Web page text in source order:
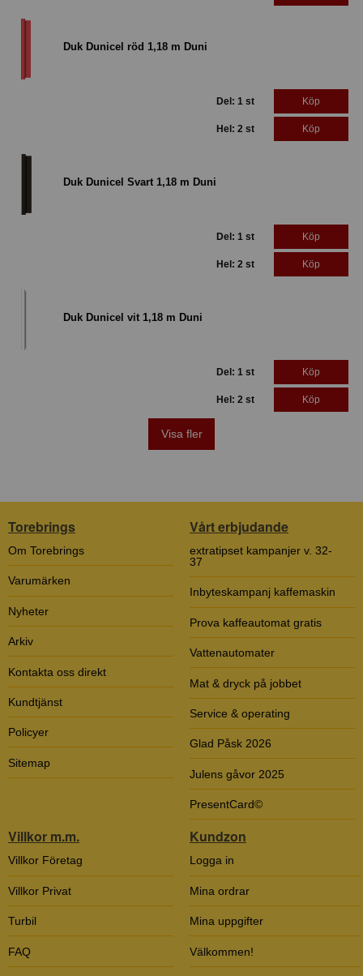
Duk Dunicel röd 1,18 m Duni
Del: 1 st Köp
Hel: 2 st Köp
Duk Dunicel Svart 1,18 m Duni
Del: 1 st Köp
Hel: 2 st Köp
Duk Dunicel vit 1,18 m Duni
Del: 1 st Köp
Hel: 2 st Köp
Visa fler
Torebrings
Om Torebrings
Varumärken
Nyheter
Arkiv
Kontakta oss direkt
Kundtjänst
Policyer
Sitemap
Vårt erbjudande
extratipset kampanjer v. 32-
37
Inbyteskampanj kaffemaskin
Prova kaffeautomat gratis
Vattenautomater
Mat & dryck på jobbet
Service & operating
Glad Påsk 2026
Julens gåvor 2025
PresentCard©
Villkor m.m.
Villkor Företag
Villkor Privat
Turbil
FAQ
Kundzon
Logga in
Mina ordrar
Mina uppgifter
Välkommen!